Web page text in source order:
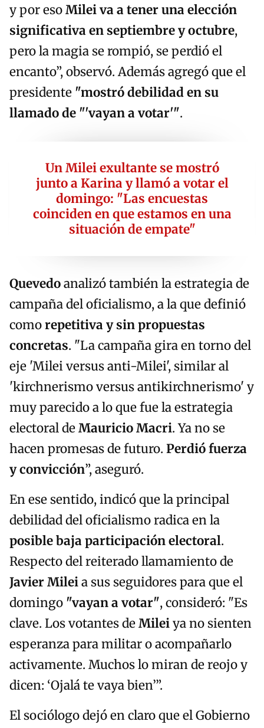
y por esoMilei va a tener una elección
significativa en septiembre y octubre,
pero la magia se rompió, se perdió el
encanto”, observó. Además agregó que el
presidente "mostró debilidad en su
llamado de "'vayan a votar'".
Un Milei exultante se mostró
junto a Karina y llamó a votar el
domingo: "Las encuestas
coinciden en que estamos en una
situación de empate"
Quevedoanalizó también la estrategia de
campaña del oficialismo, a la que definió
comorepetitiva y sin propuestas
concretas. "La campaña gira en torno del
eje 'Milei versus anti-Milei', similar al
'kirchnerismo versus antikirchnerismo' y
muy parecido a lo que fue la estrategia
electoral deMauricio Macri. Ya no se
hacen promesas de futuro. Perdió fuerza
y convicción”, aseguró.
En ese sentido, indicó que la principal
debilidad del oficialismo radica en la
posible baja participación electoral.
Respecto del reiterado llamamiento de
Javier Mileia sus seguidores para que el
domingo "vayan a votar", consideró: "Es
clave. Los votantes deMileiya no sienten
esperanza para militar o acompañarlo
activamente. Muchos lo miran de reojo y
dicen: ‘Ojalá te vaya bien’”.
El sociólogo dejó en claro que el Gobierno